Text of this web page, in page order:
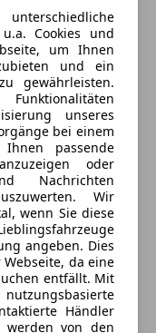
Cookies und
um Ihnen
und ein
gewährleisten.
unseres
bei einem
passende
oder
Nachrichten
Wir
wenn Sie diese
angeben. Dies
da eine
entfällt. Mit
Händler
werden von den